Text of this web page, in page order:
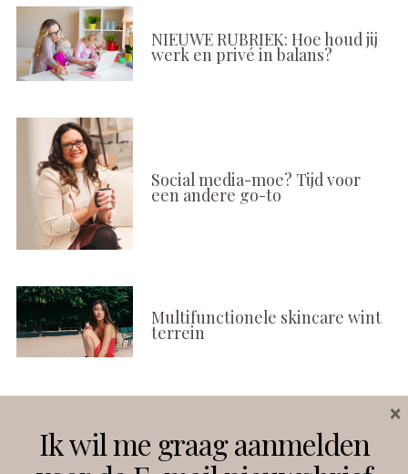
NIEUWE RUBRIEK: Hoe houd jij
werk en privé in balans?
Social media-moe? Tijd voor
een andere go-to
Multifunctionele skincare wint
terrein
Ik wil me graag aanmelden
×